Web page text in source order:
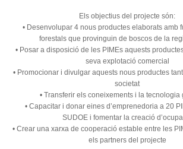
Els objectius del projecte són:
• Desenvolupar 4 nous productes elaborats amb
forestals que provinguin de boscos de la
• Posar a disposició de les PIMEs aquests
seva explotació comercial
• Promocionar i divulgar aquests nous productes
societat
• Transferir els coneixements i la tecnologia
• Capacitar i donar eines d’emprenedoria a 20
SUDOE i fomentar la creació
• Crear una xarxa de cooperació estable entre les
els partners del projecte